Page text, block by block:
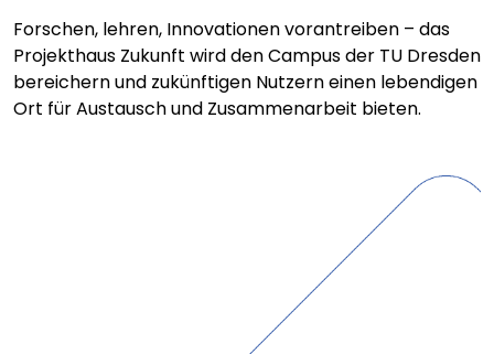
Forschen, lehren, Innovationen vorantreiben – das
Projekthaus Zukunft wird den Campus der TU Dresden
bereichern und zukünftigen Nutzern einen lebendigen
Ort für Austausch und Zusammenarbeit bieten.